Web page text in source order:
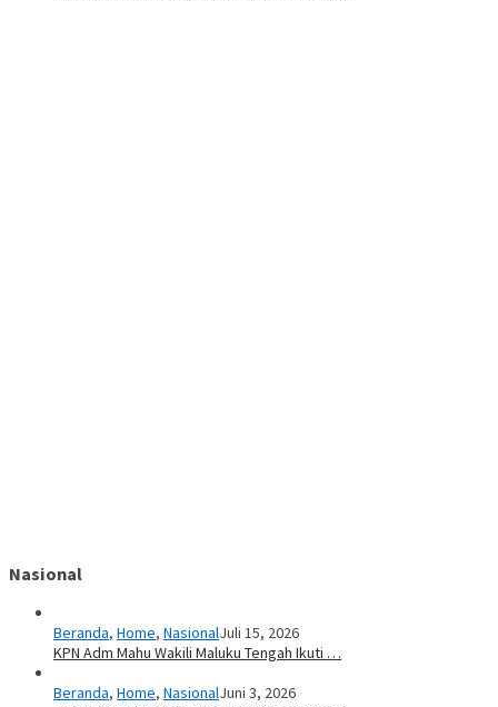
Nasional
Beranda, Home, NasionalJuli 15, 2026
KPN Adm Mahu Wakili Maluku Tengah Ikuti …
Beranda, Home, NasionalJuni 3, 2026